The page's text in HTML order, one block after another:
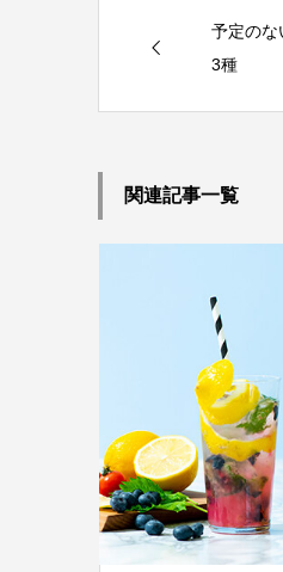
予定のな
3種
関連記事一覧